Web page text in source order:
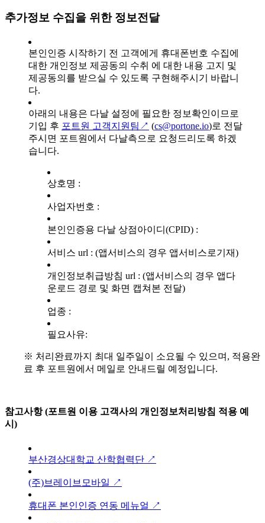
추가정보 수집을 위한 정보전달
본인인증 시작하기 전 고객에게 휴대폰번호 수집에
대한 개인정보 제공동의 수취 에 대한 내용 고지 및
제공동의를 받으실 수 있도록 구현해주시기 바랍니
다.
아래의 내용은 다날 설정에 필요한 정보확인이므로
기입 후 포트원 고객지원팀↗ (cs@portone.io)로 전달
주시면 포트원에서 다날측으로 요청드리도록 하겠
습니다.
상호명 :
사업자번호 :
본인인증용 다날 상점아이디(CPID) :
서비스 url : (앱서비스의 경우 앱서비스로기재)
개인정보취급방침 url : (앱서비스의 경우 앱다
운로드 경로 및 화면 캡쳐본 전달)
업종 :
필요사유:
※ 처리완료까지 최대 일주일이 소요될 수 있으며, 적용완
료 후 포트원에서 메일로 안내드릴 예정입니다.
참고사항 (포트원 이용 고객사의 개인정보처리방침 적용 예
시)
부산경상대학교 산학협력단 ↗
(주)브레이브모바일 ↗
휴대폰 본인인증 연동 메뉴얼 ↗